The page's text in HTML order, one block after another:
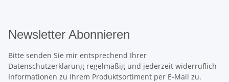
Newsletter Abonnieren
Bitte senden Sie mir entsprechend Ihrer
Datenschutzerklärung regelmäßig und jederzeit widerruflich
Informationen zu Ihrem Produktsortiment per E-Mail zu.